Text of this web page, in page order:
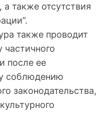
также отсутствия
также проводит
после ее
соблюдению
законодательства,